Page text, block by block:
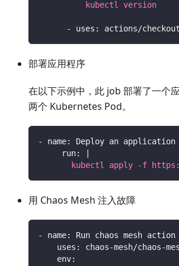
          kubectl version
- uses : actions/
部署应用程序
在以下示例中，此 job 部署了一个
两个 Kubernetes Pod。
- name:
Deploy an application
run:
|
kubectl apply -f
用 Chaos Mesh 注入故障
- name:
Run chaos mesh action
uses : chaos-mesh/chaos-
env: